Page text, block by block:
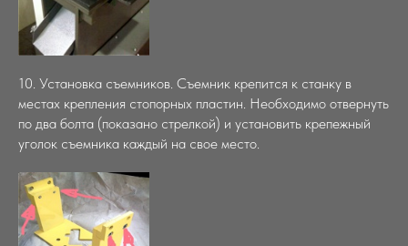
10. Установка съемников. Съемник крепится к станку в
местах крепления стопорных пластин. Необходимо отвернуть
по два болта (показано стрелкой) и установить крепежный
уголок съемника каждый на свое место.